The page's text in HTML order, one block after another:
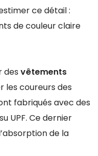
ce détail :
de couleur claire
des vêtements
les coureurs des
fabriqués avec des
UPF. Ce dernier
de la